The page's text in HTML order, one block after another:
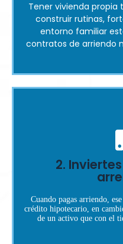
Tener vivienda propia
construir rutinas,
entorno familiar
contratos de arriendo
❌ Error:
2.
Cuando pagas arriendo,
crédito hipotecario, en
de un activo que con el
❌ Error:
Comprar la primera
crédito que te
oportunidades. Tómate